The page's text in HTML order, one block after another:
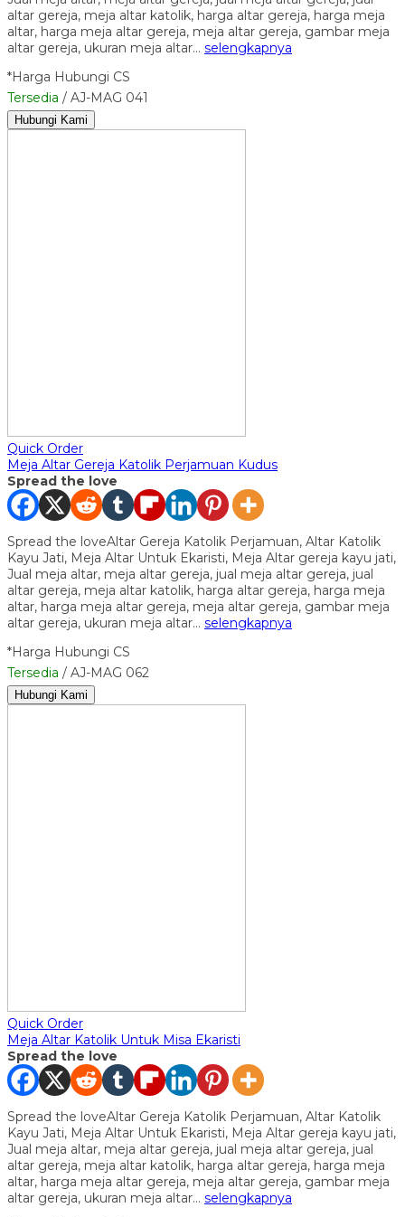
altar gereja, meja altar katolik, harga altar gereja, harga meja
altar, harga meja altar gereja, meja altar gereja, gambar meja
altar gereja, ukuran meja altar… selengkapnya
*Harga Hubungi CS
Tersedia / AJ-MAG 041
Hubungi Kami
Quick Order
Meja Altar Gereja Katolik Perjamuan Kudus
Spread the love
Spread the loveAltar Gereja Katolik Perjamuan, Altar Katolik
Kayu Jati, Meja Altar Untuk Ekaristi, Meja Altar gereja kayu jati,
Jual meja altar, meja altar gereja, jual meja altar gereja, jual
altar gereja, meja altar katolik, harga altar gereja, harga meja
altar, harga meja altar gereja, meja altar gereja, gambar meja
altar gereja, ukuran meja altar… selengkapnya
*Harga Hubungi CS
Tersedia / AJ-MAG 062
Hubungi Kami
Quick Order
Meja Altar Katolik Untuk Misa Ekaristi
Spread the love
Spread the loveAltar Gereja Katolik Perjamuan, Altar Katolik
Kayu Jati, Meja Altar Untuk Ekaristi, Meja Altar gereja kayu jati,
Jual meja altar, meja altar gereja, jual meja altar gereja, jual
altar gereja, meja altar katolik, harga altar gereja, harga meja
altar, harga meja altar gereja, meja altar gereja, gambar meja
altar gereja, ukuran meja altar… selengkapnya